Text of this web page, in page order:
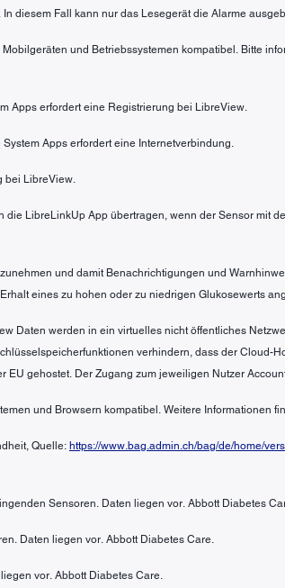
diesem Fall kann nur das Lesegerät die Alarme
und Betriebssystemen kompatibel. Bitte
Apps erfordert eine Registrierung bei LibreView.
Apps erfordert eine Internetverbindung.
bei LibreView.
LibreLinkUp App übertragen, wenn der Sensor mit
und damit Benachrichtigungen und
eines zu hohen oder zu niedrigen Glukosewerts
Daten werden in ein virtuelles nicht öffentliches
verhindern, dass der Cloud-
gehostet. Der Zugang zum jeweiligen Nutzer
und Browsern kompatibel. Weitere Informationen
Quelle: https://www.bag.admin.ch/bag/de/home/
Sensoren. Daten liegen vor. Abbott Diabetes
Daten liegen vor. Abbott Diabetes Care.
vor. Abbott Diabetes Care.